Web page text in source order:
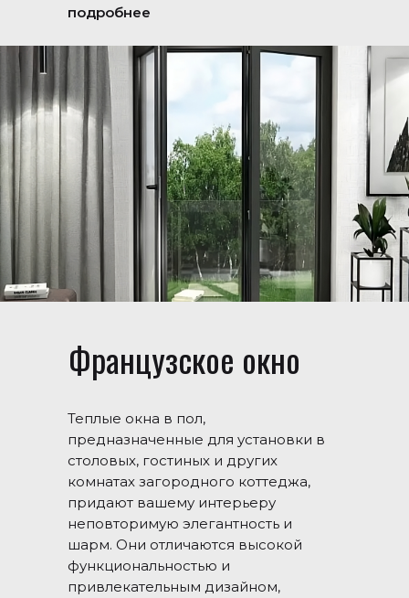
подробнее
Французское окно
Теплые окна в пол,
предназначенные для установки в
столовых, гостиных и других
комнатах загородного коттеджа,
придают вашему интерьеру
неповторимую элегантность и
шарм. Они отличаются высокой
функциональностью и
привлекательным дизайном,